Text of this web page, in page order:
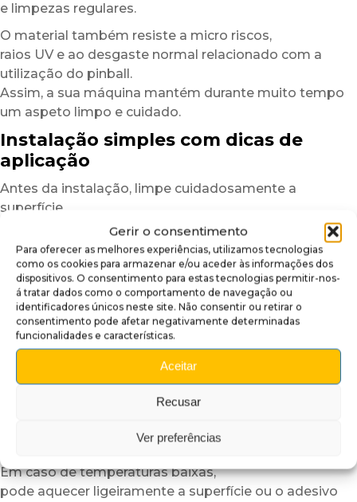
Gerir o consentimento
Para oferecer as melhores experiências, utilizamos tecnologias
como os cookies para armazenar e/ou aceder às informações dos
dispositivos. O consentimento para estas tecnologias permitir-nos-
á tratar dados como o comportamento de navegação ou
identificadores únicos neste site. Não consentir ou retirar o
consentimento pode afetar negativamente determinadas
funcionalidades e características.
Aceitar
Recusar
Ver preferências
e limpezas regulares.
O material também resiste a micro riscos,
raios UV e ao desgaste normal relacionado com a
utilização do pinball.
Assim, a sua máquina mantém durante muito tempo
um aspeto limpo e cuidado.
Instalação simples com dicas de
aplicação
Antes da instalação, limpe cuidadosamente a
superfície
para eliminar poeiras, marcas de gordura ou resíduos
que possam afetar a aderência.
Uma superfície limpa garante um resultado mais
uniforme e duradouro.
Depois, posicione a cobertura insider a seco
para verificar o alinhamento.
Graças à sua estrutura semirrígida,
o plexiglass autocolante é mais fácil de manusear
do que um simples vinil adesivo.
recomendamos trabalhar numa divisão com
Em caso de temperaturas baixas,
pode aquecer ligeiramente a superfície ou o adesivo